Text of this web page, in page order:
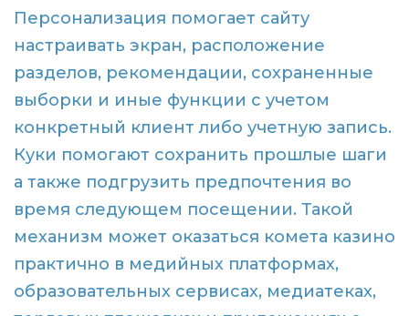
Персонализация помогает сайту
настраивать экран, расположение
разделов, рекомендации, сохраненные
выборки и иные функции с учетом
конкретный клиент либо учетную запись.
Куки помогают сохранить прошлые шаги
а также подгрузить предпочтения во
время следующем посещении. Такой
механизм может оказаться комета казино
практично в медийных платформах,
образовательных сервисах, медиатеках,